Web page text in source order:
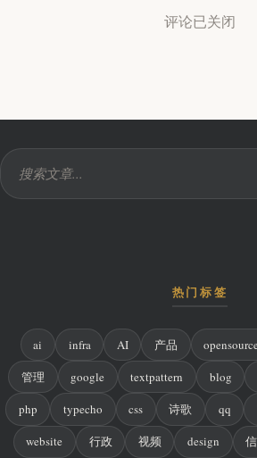
评论已关闭
热门标签
ai infra AI 产品 opensource
管理 google textpattern blog
php typecho css 诗歌 qq
website 行政 视频 design